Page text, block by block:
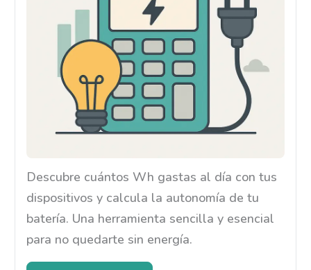
Descubre cuántos Wh gastas al día con tus
dispositivos y calcula la autonomía de tu
batería. Una herramienta sencilla y esencial
para no quedarte sin energía.